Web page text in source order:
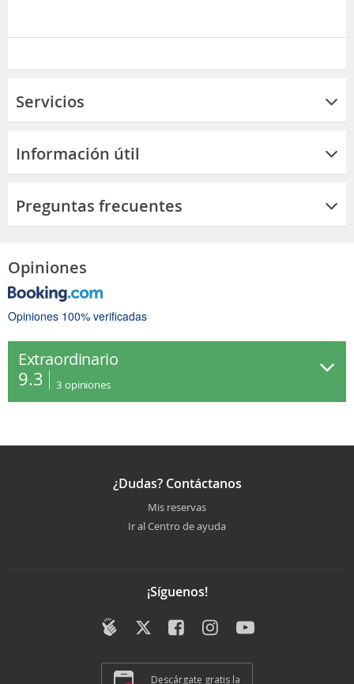
Servicios
Información útil
Preguntas frecuentes
Opiniones
Opiniones 100% verificadas
Extraordinario
9.3 3 opiniones
¿Dudas? Contáctanos
Mis reservas
Ir al Centro de ayuda
¡Síguenos!
Descárgate gratis la